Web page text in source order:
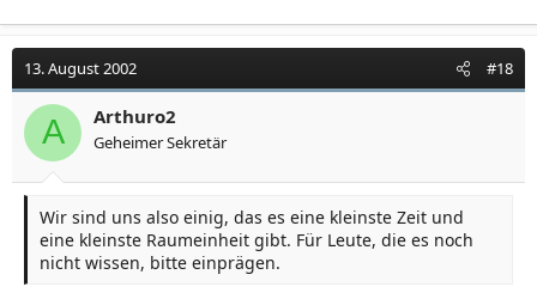
13. August 2002 #18
A Arthuro2
Geheimer Sekretär
Wir sind uns also einig, das es eine kleinste Zeit und
eine kleinste Raumeinheit gibt. Für Leute, die es noch
nicht wissen, bitte einprägen.